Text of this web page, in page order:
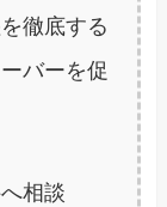
徹底する
バーを促
相談